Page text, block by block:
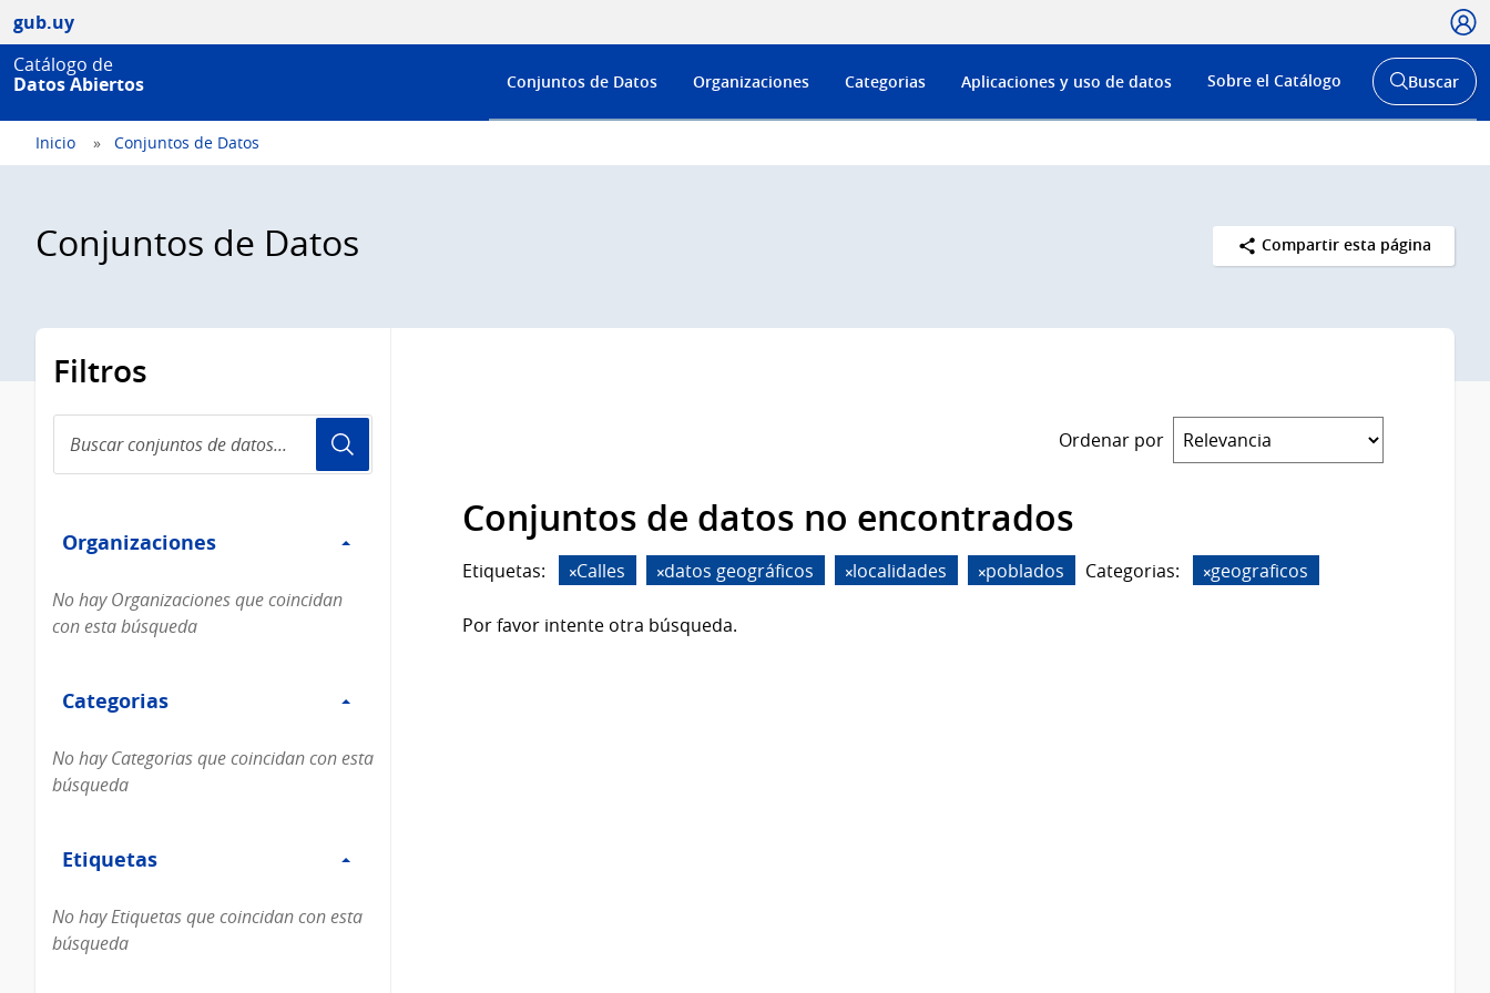
gub.uy
Catálogo de
Datos Abiertos
Menú
de
Conjuntos de Datos Organizaciones Categorias Aplicaciones y uso de datos Sobre el Catálogo
Abrir
buscador
Buscar
Inicio Conjuntos de Datos
Conjuntos de Datos Compartir esta página
Filtros
conjuntos
de
Organizaciones
Organizaciones
No hay Organizaciones que coincidan
con esta búsqueda
Categorias
Categorias
No hay Categorias que coincidan con esta
búsqueda
Etiquetas
Etiquetas
No hay Etiquetas que coincidan con esta
búsqueda
Ordenar por
Conjuntos de datos no encontrados
Etiquetas: Calles datos geográficos localidades poblados Categorias: geograficos
Por favor intente otra búsqueda.